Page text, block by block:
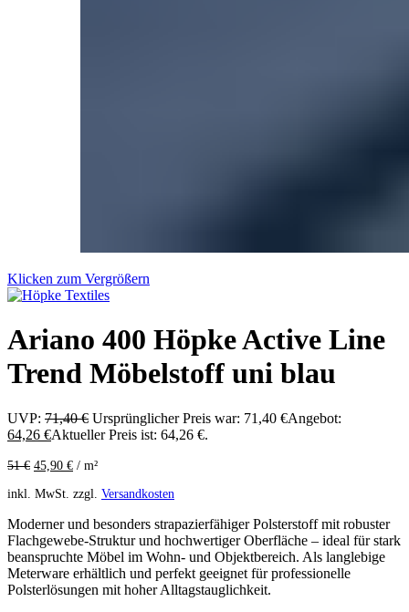
Klicken zum Vergrößern
Ariano 400 Höpke Active Line
Trend Möbelstoff uni blau
UVP: 71,40€ Ursprünglicher Preis war: 71,40 €Angebot:
64,26 €Aktueller Preis ist: 64,26 €.
51€ 45,90 € / m²
inkl. MwSt. zzgl. Versandkosten
Moderner und besonders strapazierfähiger Polsterstoff mit robuster
Flachgewebe-Struktur und hochwertiger Oberfläche – ideal für stark
beanspruchte Möbel im Wohn- und Objektbereich. Als langlebige
Meterware erhältlich und perfekt geeignet für professionelle
Polsterlösungen mit hoher Alltagstauglichkeit.